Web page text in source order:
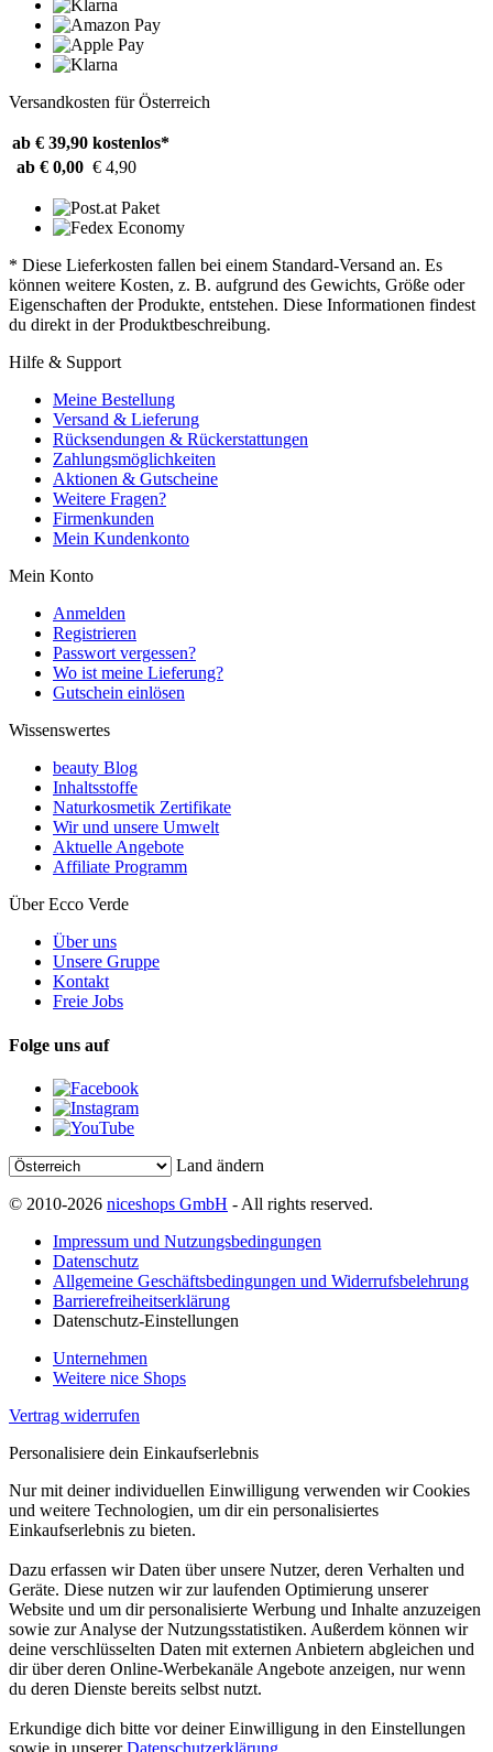
Versandkosten für Österreich
ab € 39,90 kostenlos*
ab € 0,00 € 4,90
* Diese Lieferkosten fallen bei einem Standard-Versand an. Es
können weitere Kosten, z. B. aufgrund des Gewichts, Größe oder
Eigenschaften der Produkte, entstehen. Diese Informationen findest
du direkt in der Produktbeschreibung.
Hilfe & Support
Meine Bestellung
Versand & Lieferung
Rücksendungen & Rückerstattungen
Zahlungsmöglichkeiten
Aktionen & Gutscheine
Weitere Fragen?
Firmenkunden
Mein Kundenkonto
Mein Konto
Anmelden
Registrieren
Passwort vergessen?
Wo ist meine Lieferung?
Gutschein einlösen
Wissenswertes
beauty Blog
Inhaltsstoffe
Naturkosmetik Zertifikate
Wir und unsere Umwelt
Aktuelle Angebote
Affiliate Programm
Über Ecco Verde
Über uns
Unsere Gruppe
Kontakt
Freie Jobs
Folge uns auf
Land ändern
© 2010-2026 niceshops GmbH - All rights reserved.
Impressum und Nutzungsbedingungen
Datenschutz
Allgemeine Geschäftsbedingungen und Widerrufsbelehrung
Barrierefreiheitserklärung
Datenschutz-Einstellungen
Unternehmen
Weitere nice Shops
Vertrag widerrufen
Personalisiere dein Einkaufserlebnis
Nur mit deiner individuellen Einwilligung verwenden wir Cookies
und weitere Technologien, um dir ein personalisiertes
Einkaufserlebnis zu bieten.
Dazu erfassen wir Daten über unsere Nutzer, deren Verhalten und
Geräte. Diese nutzen wir zur laufenden Optimierung unserer
Website und um dir personalisierte Werbung und Inhalte anzuzeigen
sowie zur Analyse der Nutzungsstatistiken. Außerdem können wir
deine verschlüsselten Daten mit externen Anbietern abgleichen und
dir über deren Online-Werbekanäle Angebote anzeigen, nur wenn
du deren Dienste bereits selbst nutzt.
Erkundige dich bitte vor deiner Einwilligung in den Einstellungen
sowie in unsererDatenschutzerklärung